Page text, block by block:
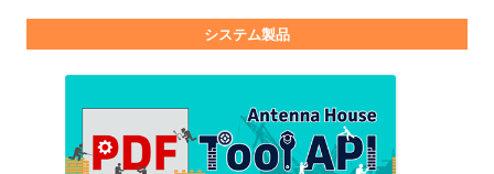
システム製品